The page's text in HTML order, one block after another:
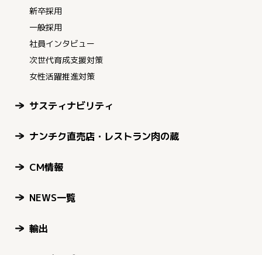
新卒採用
一般採用
社員インタビュー
次世代育成支援対策
女性活躍推進対策
サスティナビリティ
ナンチク直売店・レストラン肉の蔵
CM情報
NEWS一覧
輸出